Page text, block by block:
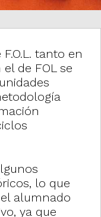
n
tanto en
de FOL se
lo que
alumnado
ya que